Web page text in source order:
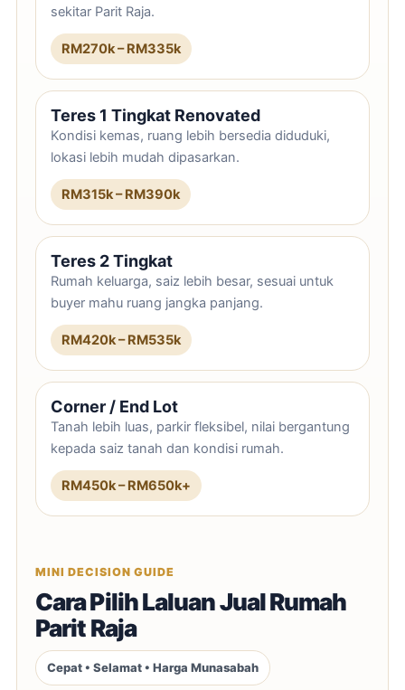
sekitar Parit Raja.
RM270k – RM335k
Teres 1 Tingkat Renovated
Kondisi kemas, ruang lebih bersedia diduduki,
lokasi lebih mudah dipasarkan.
RM315k – RM390k
Teres 2 Tingkat
Rumah keluarga, saiz lebih besar, sesuai untuk
buyer mahu ruang jangka panjang.
RM420k – RM535k
Corner / End Lot
Tanah lebih luas, parkir fleksibel, nilai bergantung
kepada saiz tanah dan kondisi rumah.
RM450k – RM650k+
MINI DECISION GUIDE
Cara Pilih Laluan Jual Rumah
Parit Raja
Cepat • Selamat • Harga Munasabah